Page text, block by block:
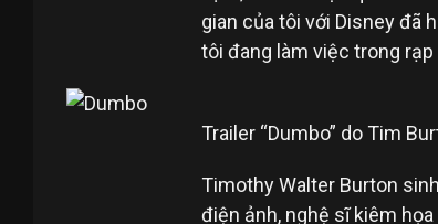
gian của tôi với Disney đã
tôi đang làm việc trong rạp
Trailer “Dumbo” do Tim
Timothy Walter Burton
điện ảnh, nghệ sĩ kiêm